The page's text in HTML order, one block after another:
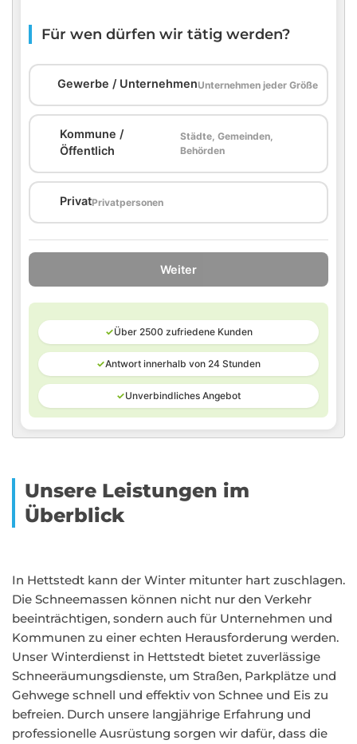
Für wen dürfen wir tätig werden?
Gewerbe / UnternehmenUnternehmen jeder Größe
Kommune /
Öffentlich
Städte, Gemeinden,
Behörden
PrivatPrivatpersonen
Weiter
✓Über 2500 zufriedene Kunden
✓Antwort innerhalb von 24 Stunden
✓Unverbindliches Angebot
Unsere Leistungen im
Überblick
In Hettstedt kann der Winter mitunter hart zuschlagen.
Die Schneemassen können nicht nur den Verkehr
beeinträchtigen, sondern auch für Unternehmen und
Kommunen zu einer echten Herausforderung werden.
Unser Winterdienst in Hettstedt bietet zuverlässige
Schneeräumungsdienste, um Straßen, Parkplätze und
Gehwege schnell und effektiv von Schnee und Eis zu
befreien. Durch unsere langjährige Erfahrung und
professionelle Ausrüstung sorgen wir dafür, dass die